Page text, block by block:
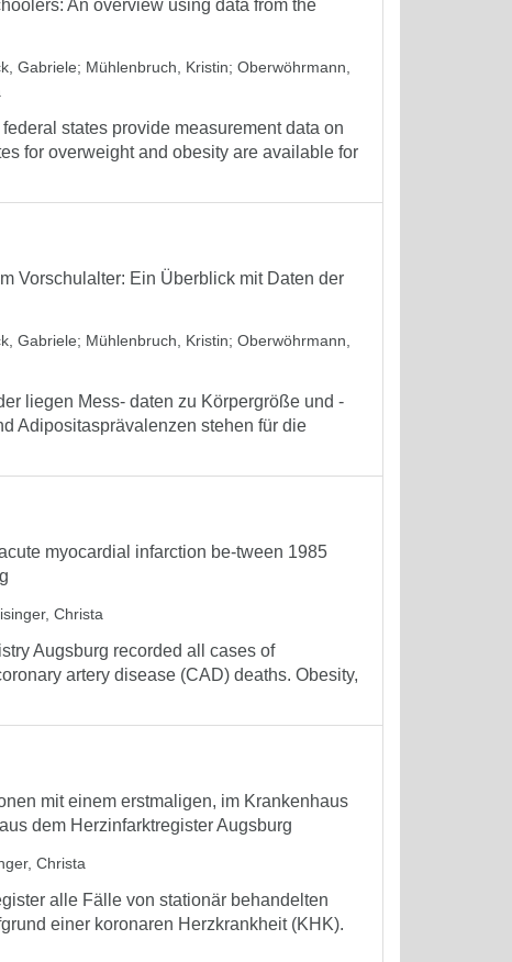
An overview using data from the
Gabriele; Mühlenbruch, Kristin; Oberwöhrmann,
states provide measurement data on
for overweight and obesity are available for
Vorschulalter: Ein Überblick mit Daten der
Gabriele; Mühlenbruch, Kristin; Oberwöhrmann,
liegen Mess- daten zu Körpergröße und -
Adipositasprävalenzen stehen für die
myocardial infarction be-tween 1985
Christa
Augsburg recorded all cases of
artery disease (CAD) deaths. Obesity,
mit einem erstmaligen, im Krankenhaus
dem Herzinfarktregister Augsburg
Christa
alle Fälle von stationär behandelten
einer koronaren Herzkrankheit (KHK).